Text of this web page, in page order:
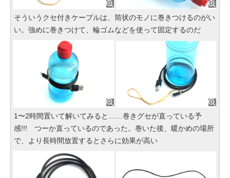
そういうクセ付きケーブルは、筒状のモノに巻きつけるのがい
い。強めに巻きつけて、輪ゴムなどを使って固定するのだ
1〜2時間置いて解いてみると……巻きグセが直っている予
感!!! つーか直っているのであった。巻いた後、暖かめの場所
で、より長時間放置するとさらに効果が高い